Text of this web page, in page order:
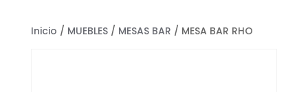
Inicio / MUEBLES/ MESAS BAR / MESA BAR RHO